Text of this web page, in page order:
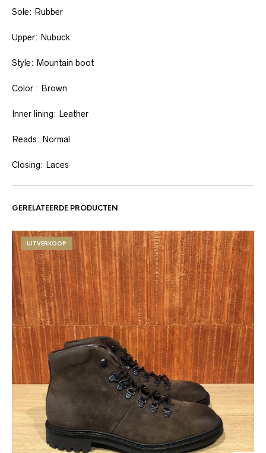
Sole: Rubber
Upper: Nubuck
Style: Mountain boot
Color : Brown
Inner lining: Leather
Reads: Normal
Closing: Laces
GERELATEERDE PRODUCTEN
UITVERKOOP